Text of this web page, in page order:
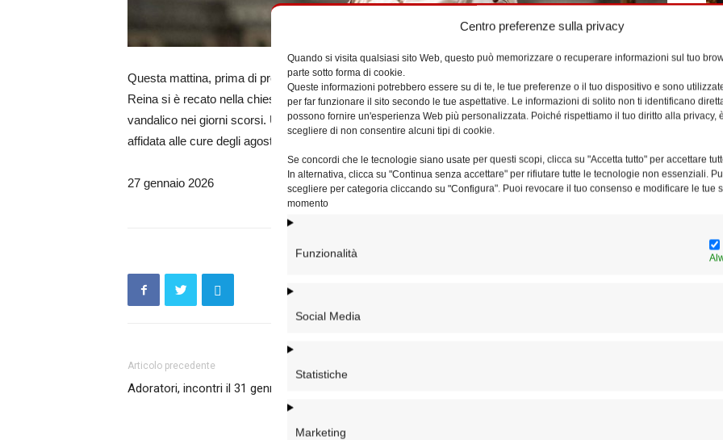
Centro preferenze sulla privacy
Quando si visita qualsiasi sito Web, questo può memorizzare o recuperare informazioni sul tuo
parte sotto forma di cookie.
Queste informazioni potrebbero essere su di te, le tue preferenze o il tuo dispositivo e sono
per far funzionare il sito secondo le tue aspettative. Le informazioni di solito non ti identificano
possono fornire un'esperienza Web più personalizzata. Poiché rispettiamo il tuo diritto alla privacy,
scegliere di non consentire alcuni tipi di cookie.
Se concordi che le tecnologie siano usate per questi scopi, clicca su "Accetta tutto" per accettare
In alternativa, clicca su "Continua senza accettare" per rifiutare tutte le tecnologie non essenziali.
scegliere per categoria cliccando su "Configura". Puoi revocare il tuo consenso e modificare le tue
momento
Funzionalità
Social Media
Statistiche
Marketing
Questa mattina, prima di prendere parte al Consiglio permanente della Cei, il cardinale vicario Baldo
Reina si è recato nella chiesa di Gesù e Maria, al civico 45 di via del Corso, colpita da un atto
vandalico nei giorni scorsi. Una visita per esprimere la vicinanza sua e di tutta la diocesi alla comunità,
affidata alle cure degli agostiniani scalzi.
27 gennaio 2026
Articolo precedente
Adoratori, incontri il 31 gennaio